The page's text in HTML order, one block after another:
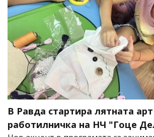
В Равда стартира лятната арт
работилничка на НЧ "Гоце